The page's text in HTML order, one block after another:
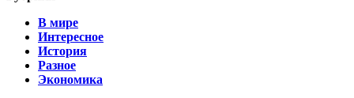
В мире
Интересное
История
Разное
Экономика